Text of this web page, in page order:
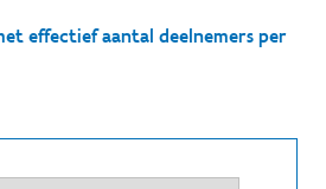
effectief aantal deelnemers per